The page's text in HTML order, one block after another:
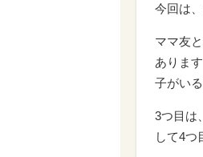
今回は
ママ友
ありま
子がい
3つ目は
して4つ